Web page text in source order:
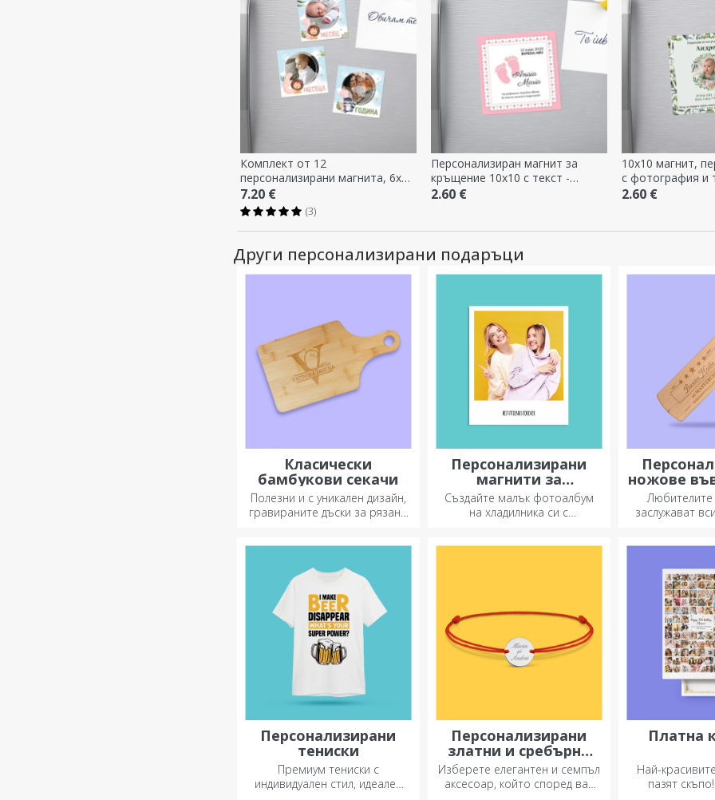
Комплект от 12
персонализирани магнита, 6x6
см - Първа година
7.20 €
(3)
Персонализиран магнит за
кръщение 10x10 с текст -
Picioruse
2.60 €
10x10 магнит,
с фотография и
за кръщене
2.60 €
Други персонализирани подаръци
Класически
бамбукови секачи
Полезни и с уникален дизайн,
гравираните дъски за рязане
Персонализирани
магнити за
хладилник
Създайте малък фотоалбум
на хладилника си с
ножове
на
Любителите
заслужават
Персонализирани
тениски
Премиум тениски с
индивидуален стил, идеален
Персонализирани
златни и сребърни
гривни
Изберете елегантен и семпъл
аксесоар, който според вас
Платна
Най-
пазят